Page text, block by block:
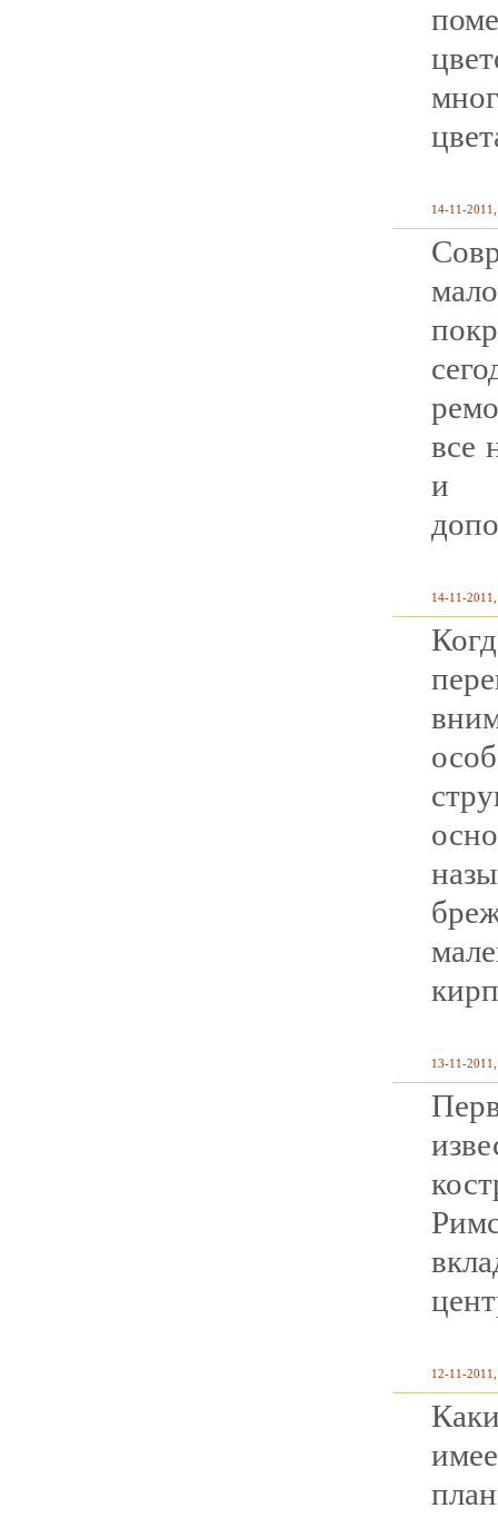
14-11-
все
и
14-11-
13-11-
12-11-